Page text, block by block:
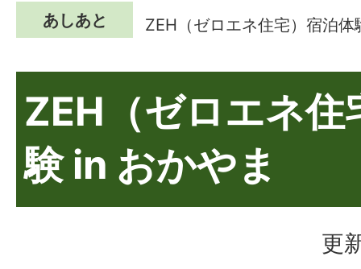
あしあと ZEH（ゼロエネ住宅）宿泊
ZEH（ゼロエネ住
験 in おかやま
更